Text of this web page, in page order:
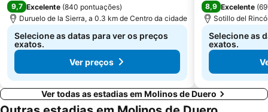
9,7 Excelente (840 pontuações)
Duruelo de la Sierra, a 0.3 km de Centro da cidade
Selecione as datas para ver os preços
exatos.
Ver preços
8,9 Excelente (
Sotillo del
Selecione as
exatos.
Ver todas as estadias em Molinos de Duero